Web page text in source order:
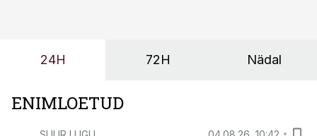
24H 72H Nädal
ENIMLOETUD